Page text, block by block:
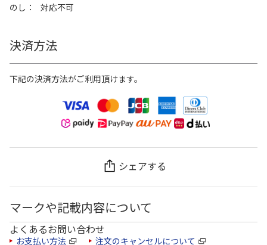
のし
対応不可
決済方法
下記の決済方法がご利用頂けます。
シェアする
マークや記載内容について
よくあるお問い合わせ
お支払い方法 注文のキャンセルについて